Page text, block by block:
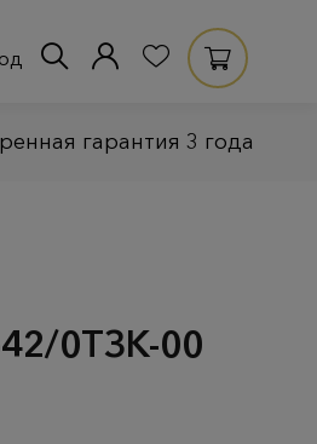
гарантия 3 года
0ТЗК-00